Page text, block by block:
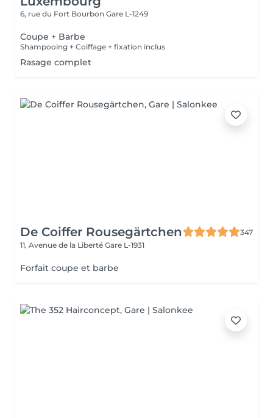
6, rue du Fort Bourbon Gare L-1249
Coupe + Barbe
Shampooing + Coiffage + fixation inclus
Rasage complet
De Coiffer Rousegärtchen
347
11, Avenue de la Liberté Gare L-1931
Forfait coupe et barbe